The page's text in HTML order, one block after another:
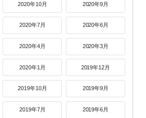
2020年10月 2020年9月
2020年7月 2020年6月
2020年4月 2020年3月
2020年1月 2019年12月
2019年10月 2019年9月
2019年7月 2019年6月